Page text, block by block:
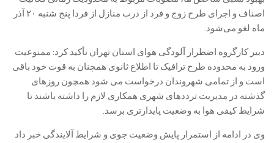
اصناف و اجرای طرح زوج و فرد از درب منازل از فردا پنج شنبه ۲۰ آذر
ماه لغو می‌شود.
دبیر کارگروه اضطرار آلودگی هوای استان تهران تأکید کرد: ممنوعیت
ورود به محدوده طرح ترافیک تا اطلاع ثانوی همچنان به قوت خود باقی
است و از تمامی شهروندان درخواست می شود همچون روزهای
گذشته در مدیریت ترددهای شهری همکاری لازم را داشته باشند تا
شرایط کیفی هوا به وضعیت پایدارتری برسد.
وی در ادامه از استمرار پایش وضعیت جوی و شرایط آلایندگی خبر داد